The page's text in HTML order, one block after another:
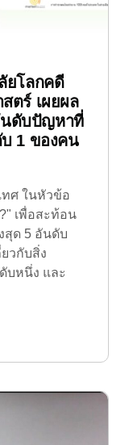
ยโลกคดี
ตร์ เผยผล
นดับปัญหาที่
บ 1 ของคน
ทศ ในหัวข้อ
เพื่อสะท้อน
สุด 5 อันดับ
วกับสิ่ง
บหนึ่ง และ